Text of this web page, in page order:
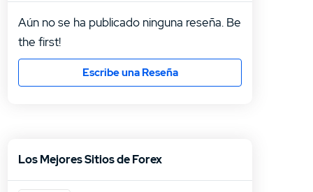
Aún no se ha publicado ninguna reseña. Be
the first!
Escribe una Reseña
Los Mejores Sitios de Forex